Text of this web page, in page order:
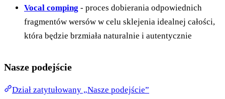
Vocal comping - proces dobierania odpowiednich
fragmentów wersów w celu sklejenia idealnej całości,
która będzie brzmiała naturalnie i autentycznie
Nasze podejście
Dział zatytułowany „Nasze podejście”